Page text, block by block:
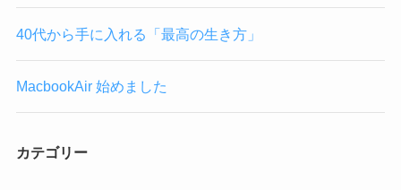
40代から手に入れる「最高の生き方」
MacbookAir 始めました
カテゴリー